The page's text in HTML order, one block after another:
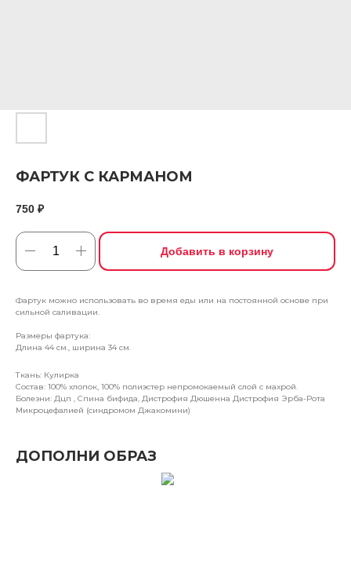
ФАРТУК С КАРМАНОМ
750 ₽
Добавить в корзину
Фартук можно использовать во время еды или на постоянной основе при
сильной саливации.
Размеры фартука:
Длина 44 см., ширина 34 см.
Ткань: Кулирка
Состав: 100% хлопок, 100% полиэстер непромокаемый слой с махрой.
Болезни: Дцп , Спина бифида, Дистрофия Дюшенна Дистрофия Эрба-Рота
Микроцефалией (синдромом Джакомини)
ДОПОЛНИ ОБРАЗ